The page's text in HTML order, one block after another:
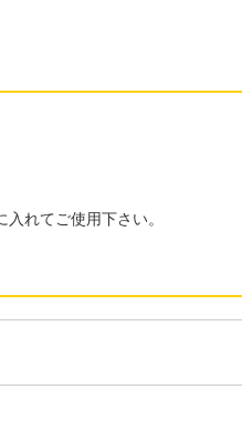
れてご使用下さい。